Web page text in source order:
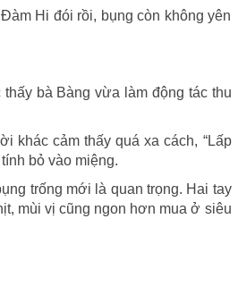
Hi đói rồi, bụng còn không yên
bà Bàng vừa làm động tác thu
khác cảm thấy quá xa cách, “Lấp
bỏ vào miệng.
trống mới là quan trọng. Hai tay
mùi vị cũng ngon hơn mua ở siêu